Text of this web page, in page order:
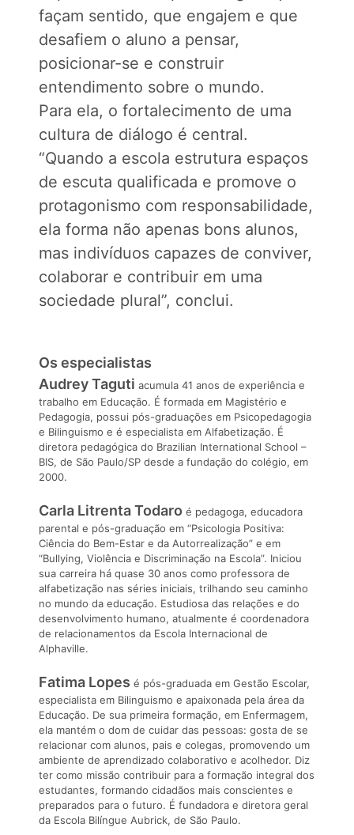
façam sentido, que engajem e que
desafiem o aluno a pensar,
posicionar-se e construir
entendimento sobre o mundo.
Para ela, o fortalecimento de uma
cultura de diálogo é central.
“Quando a escola estrutura espaços
de escuta qualificada e promove o
protagonismo com responsabilidade,
ela forma não apenas bons alunos,
mas indivíduos capazes de conviver,
colaborar e contribuir em uma
sociedade plural”, conclui.
Os especialistas
Audrey Taguti acumula 41 anos de experiência e
trabalho em Educação. É formada em Magistério e
Pedagogia, possui pós-graduações em Psicopedagogia
e Bilinguismo e é especialista em Alfabetização. É
diretora pedagógica do Brazilian International School –
BIS, de São Paulo/SP desde a fundação do colégio, em
2000.
Carla Litrenta Todaro é pedagoga, educadora
parental e pós-graduação em “Psicologia Positiva:
Ciência do Bem-Estar e da Autorrealização” e em
“Bullying, Violência e Discriminação na Escola”. Iniciou
sua carreira há quase 30 anos como professora de
alfabetização nas séries iniciais, trilhando seu caminho
no mundo da educação. Estudiosa das relações e do
desenvolvimento humano, atualmente é coordenadora
de relacionamentos da Escola Internacional de
Alphaville.
Fatima Lopes é pós-graduada em Gestão Escolar,
especialista em Bilinguismo e apaixonada pela área da
Educação. De sua primeira formação, em Enfermagem,
ela mantém o dom de cuidar das pessoas: gosta de se
relacionar com alunos, pais e colegas, promovendo um
ambiente de aprendizado colaborativo e acolhedor. Diz
ter como missão contribuir para a formação integral dos
estudantes, formando cidadãos mais conscientes e
preparados para o futuro. É fundadora e diretora geral
da Escola Bilíngue Aubrick, de São Paulo.